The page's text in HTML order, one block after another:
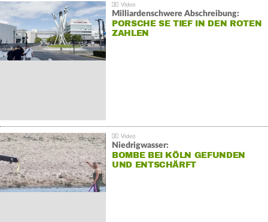
Milliardenschwere Abschreibung:
PORSCHE SE TIEF IN DEN ROTEN
ZAHLEN
Niedrigwasser:
BOMBE BEI KÖLN GEFUNDEN
UND ENTSCHÄRFT